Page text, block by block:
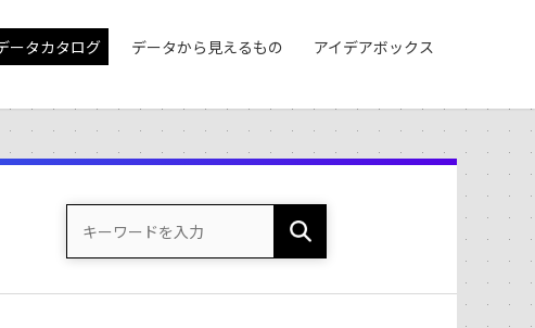
ータカタログ データから見えるもの アイデアボックス